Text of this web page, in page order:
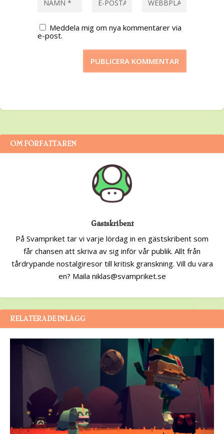
Meddela mig om nya kommentarer via
e-post.
OM FÖRFATTAREN
Gästskribent
På Svampriket tar vi varje lördag in en gästskribent som
får chansen att skriva av sig inför vår publik. Allt från
tårdrypande nostalgiresor till kritisk granskning. Vill du vara
en? Maila niklas@svampriket.se
RELATERADE INLÄGG